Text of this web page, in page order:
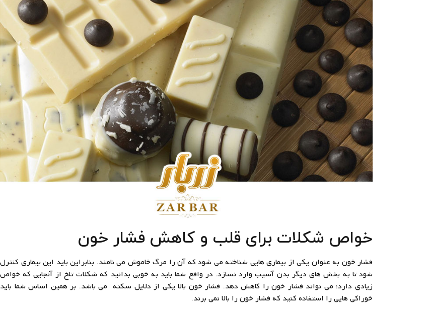
خواص شکلات برای قلب و کاهش فشار خون
فشار خون به عنوان یکی از بیماری هایی شناخته می شود که آن را مرگ خاموش می نامند. بنابراین باید این بیماری کنترل
شود تا به بخش های دیگر بدن آسیب وارد نسازد. در واقع شما باید به خوبی بدانید که شکلات تلخ از آنجایی که خواص
زیادی دارد؛ می تواند فشار خون را کاهش دهد. فشار خون بالا یکی از دلایل سکته می باشد. بر همین اساس شما باید
خوراکی هایی را استفاده کنید که فشار خون را بالا نمی برند.